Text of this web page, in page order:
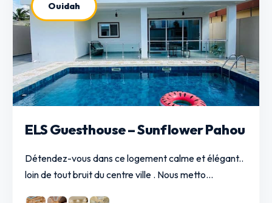
Ouidah
ELS Guesthouse – Sunflower Pahou
Détendez-vous dans ce logement calme et élégant..
loin de tout bruit du centre ville . Nous metto...